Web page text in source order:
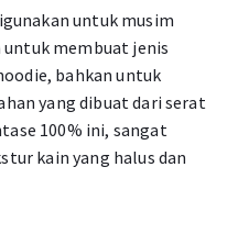
untuk musim
untuk membuat jenis
bahkan untuk
yang dibuat dari serat
100% ini, sangat
kain yang halus dan